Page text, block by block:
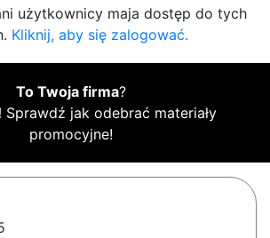
użytkownicy maja dostęp do tych
Kliknij, aby się zalogować.
To Twoja firma?
Sprawdź jak odebrać materiały
promocyjne!